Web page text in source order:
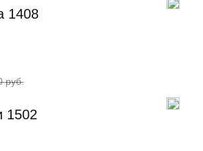
1408
руб.
1502